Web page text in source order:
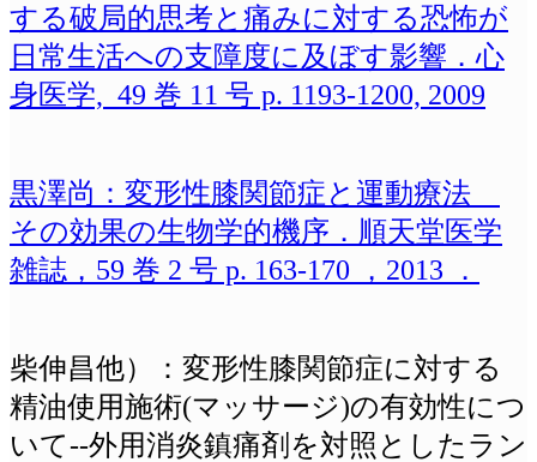
する破局的思考と痛みに対する恐怖が
日常生活への支障度に及ぼす影響．心
身医学, 49 巻 11 号 p. 1193-1200, 2009
黒澤尚：変形性膝関節症と運動療法
その効果の生物学的機序．順天堂医学
雑誌，59 巻 2 号 p. 163-170 ，2013 ．
柴伸昌他）：変形性膝関節症に対する
精油使用施術(マッサージ)の有効性につ
いて--外用消炎鎮痛剤を対照としたラン